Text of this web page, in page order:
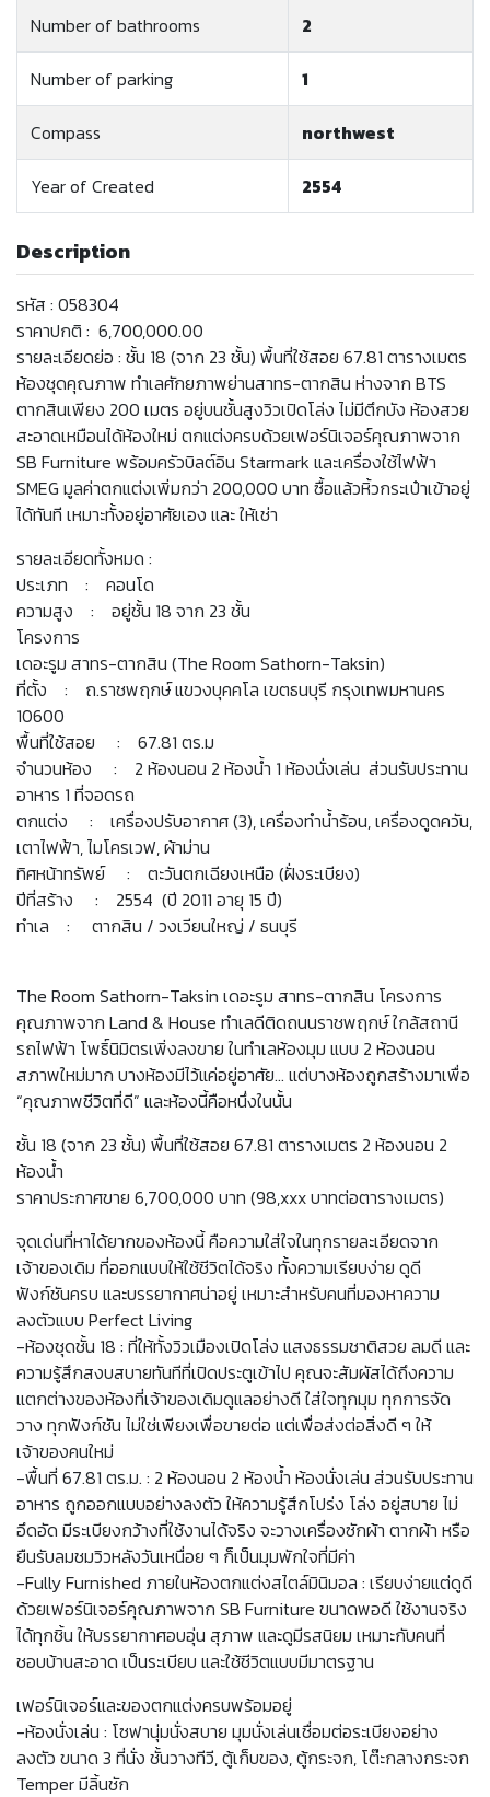
Number of bathrooms 2
Number of parking 1
Compass northwest
Year of Created 2554
Description
รหัส : 058304
ราคาปกติ : 6,700,000.00
รายละเอียดย่อ : ชั้น 18 (จาก 23 ชั้น) พื้นที่ใช้สอย 67.81 ตารางเมตร
ห้องชุดคุณภาพ ทำเลศักยภาพย่านสาทร-ตากสิน ห่างจาก BTS
ตากสินเพียง 200 เมตร อยู่บนชั้นสูงวิวเปิดโล่ง ไม่มีตึกบัง ห้องสวย
สะอาดเหมือนได้ห้องใหม่ ตกแต่งครบด้วยเฟอร์นิเจอร์คุณภาพจาก
SB Furniture พร้อมครัวบิลต์อิน Starmark และเครื่องใช้ไฟฟ้า
SMEG มูลค่าตกแต่งเพิ่มกว่า 200,000 บาท ซื้อแล้วหิ้วกระเป๋าเข้าอยู่
ได้ทันที เหมาะทั้งอยู่อาศัยเอง และ ให้เช่า
รายละเอียดทั้งหมด :
ประเภท : คอนโด
ความสูง : อยู่ชั้น 18 จาก 23 ชั้น
โครงการ
เดอะรูม สาทร-ตากสิน (The Room Sathorn-Taksin)
ที่ตั้ง : ถ.ราชพฤกษ์ แขวงบุคคโล เขตธนบุรี กรุงเทพมหานคร
10600
พื้นที่ใช้สอย : 67.81 ตร.ม
จำนวนห้อง : 2 ห้องนอน 2 ห้องน้ำ 1 ห้องนั่งเล่น ส่วนรับประทาน
อาหาร 1 ที่จอดรถ
ตกแต่ง : เครื่องปรับอากาศ (3), เครื่องทำน้ำร้อน, เครื่องดูดควัน,
เตาไฟฟ้า, ไมโครเวฟ, ผ้าม่าน
ทิศหน้าทรัพย์ : ตะวันตกเฉียงเหนือ (ฝั่งระเบียง)
ปีที่สร้าง : 2554 (ปี 2011 อายุ 15 ปี)
ทำเล : ตากสิน / วงเวียนใหญ่ / ธนบุรี
The Room Sathorn-Taksin เดอะรูม สาทร-ตากสิน โครงการ
คุณภาพจาก Land & House ทำเลดีติดถนนราชพฤกษ์ ใกล้สถานี
รถไฟฟ้า โพธิ์นิมิตรเพิ่งลงขาย ในทำเลห้องมุม แบบ 2 ห้องนอน
สภาพใหม่มาก บางห้องมีไว้แค่อยู่อาศัย... แต่บางห้องถูกสร้างมาเพื่อ
“คุณภาพชีวิตที่ดี” และห้องนี้คือหนึ่งในนั้น
ชั้น 18 (จาก 23 ชั้น) พื้นที่ใช้สอย 67.81 ตารางเมตร 2 ห้องนอน 2
ห้องน้ำ
ราคาประกาศขาย 6,700,000 บาท (98,xxx บาทต่อตารางเมตร)
จุดเด่นที่หาได้ยากของห้องนี้ คือความใส่ใจในทุกรายละเอียดจาก
เจ้าของเดิม ที่ออกแบบให้ใช้ชีวิตได้จริง ทั้งความเรียบง่าย ดูดี
ฟังก์ชันครบ และบรรยากาศน่าอยู่ เหมาะสำหรับคนที่มองหาความ
ลงตัวแบบ Perfect Living
-ห้องชุดชั้น 18 : ที่ให้ทั้งวิวเมืองเปิดโล่ง แสงธรรมชาติสวย ลมดี และ
ความรู้สึกสงบสบายทันทีที่เปิดประตูเข้าไป คุณจะสัมผัสได้ถึงความ
แตกต่างของห้องที่เจ้าของเดิมดูแลอย่างดี ใส่ใจทุกมุม ทุกการจัด
วาง ทุกฟังก์ชัน ไม่ใช่เพียงเพื่อขายต่อ แต่เพื่อส่งต่อสิ่งดี ๆ ให้
เจ้าของคนใหม่
-พื้นที่ 67.81 ตร.ม. : 2 ห้องนอน 2 ห้องน้ำ ห้องนั่งเล่น ส่วนรับประทาน
อาหาร ถูกออกแบบอย่างลงตัว ให้ความรู้สึกโปร่ง โล่ง อยู่สบาย ไม่
อึดอัด มีระเบียงกว้างที่ใช้งานได้จริง จะวางเครื่องซักผ้า ตากผ้า หรือ
ยืนรับลมชมวิวหลังวันเหนื่อย ๆ ก็เป็นมุมพักใจที่มีค่า
-Fully Furnished ภายในห้องตกแต่งสไตล์มินิมอล : เรียบง่ายแต่ดูดี
ด้วยเฟอร์นิเจอร์คุณภาพจาก SB Furniture ขนาดพอดี ใช้งานจริง
ได้ทุกชิ้น ให้บรรยากาศอบอุ่น สุภาพ และดูมีรสนิยม เหมาะกับคนที่
ชอบบ้านสะอาด เป็นระเบียบ และใช้ชีวิตแบบมีมาตรฐาน
เฟอร์นิเจอร์และของตกแต่งครบพร้อมอยู่
-ห้องนั่งเล่น : โซฟานุ่มนั่งสบาย มุมนั่งเล่นเชื่อมต่อระเบียงอย่าง
ลงตัว ขนาด 3 ที่นั่ง ชั้นวางทีวี, ตู้เก็บของ, ตู้กระจก, โต๊ะกลางกระจก
Temper มีลิ้นชัก